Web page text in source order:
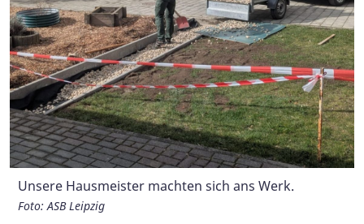
Unsere Hausmeister machten sich ans Werk.
Foto: ASB Leipzig
Zunächst wurde der Barfußpfad angelegt.
Dann entstand das Hochbeet.
Foto: ASB Leipzig
Inklusives Gärtnern: Das Hochbeet ist auch für
Rollstuhlfahrer:innen geeignet.
Die neue Lernumgebung für alle Sinne erfreut unsere
Kita-Kinder.